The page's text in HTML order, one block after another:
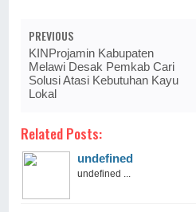
PREVIOUS
KINProjamin Kabupaten
Melawi Desak Pemkab Cari
Solusi Atasi Kebutuhan Kayu
Lokal
Related Posts:
undefined
undefined ...